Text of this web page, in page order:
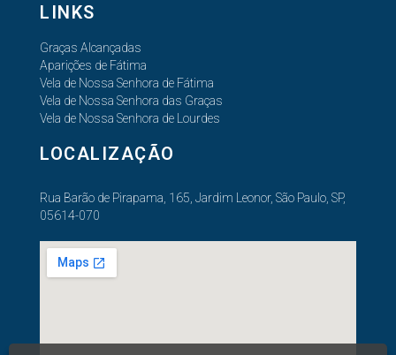
LINKS
Graças Alcançadas
Aparições de Fátima
Vela de Nossa Senhora de Fátima
Vela de Nossa Senhora das Graças
Vela de Nossa Senhora de Lourdes
LOCALIZAÇÃO
Rua Barão de Pirapama, 165, Jardim Leonor, São Paulo, SP,
05614-070